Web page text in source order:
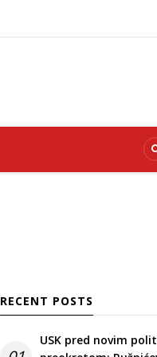
RECENT POSTS
USK pred novim